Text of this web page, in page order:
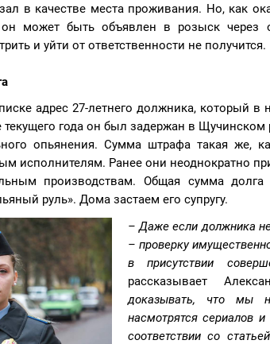
в качестве места проживания. Но, как
может быть объявлен в розыск через
и уйти от ответственности не получится.
адрес 27-летнего должника, который в
года он был задержан в
опьянения. Сумма штрафа такая же,
исполнителям. Ранее они неоднократно
производствам. Общая сумма
руль». Дома застаем его супругу.
– Даже если должника
– проверку
в присутствии
рассказывает
доказывать, что мы
насмотрятся сериалов
соответствии со